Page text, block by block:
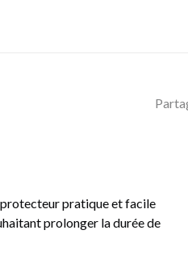
protecteur pratique et facile
prolonger la durée de